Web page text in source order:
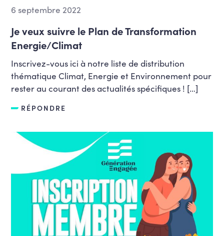
6 septembre 2022
Je veux suivre le Plan de Transformation
Energie/Climat
Inscrivez-vous ici à notre liste de distribution
thématique Climat, Energie et Environnement pour
rester au courant des actualités spécifiques ! […]
RÉPONDRE